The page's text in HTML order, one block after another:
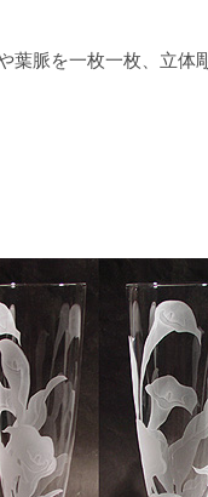
葉脈を一枚一枚、立体